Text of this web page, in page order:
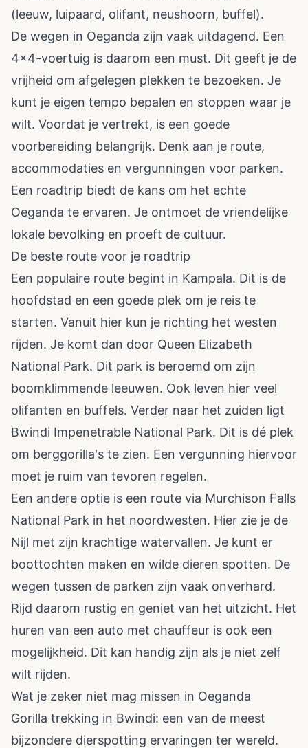
(leeuw, luipaard, olifant, neushoorn, buffel).
De wegen in Oeganda zijn vaak uitdagend. Een
4x4-voertuig is daarom een must. Dit geeft je de
vrijheid om afgelegen plekken te bezoeken. Je
kunt je eigen tempo bepalen en stoppen waar je
wilt. Voordat je vertrekt, is een goede
voorbereiding belangrijk. Denk aan je route,
accommodaties en vergunningen voor parken.
Een roadtrip biedt de kans om het echte
Oeganda te ervaren. Je ontmoet de vriendelijke
lokale bevolking en proeft de cultuur.
De beste route voor je roadtrip
Een populaire route begint in Kampala. Dit is de
hoofdstad en een goede plek om je reis te
starten. Vanuit hier kun je richting het westen
rijden. Je komt dan door Queen Elizabeth
National Park. Dit park is beroemd om zijn
boomklimmende leeuwen. Ook leven hier veel
olifanten en buffels. Verder naar het zuiden ligt
Bwindi Impenetrable National Park. Dit is dé plek
om berggorilla's te zien. Een vergunning hiervoor
moet je ruim van tevoren regelen.
Een andere optie is een route via Murchison Falls
National Park in het noordwesten. Hier zie je de
Nijl met zijn krachtige watervallen. Je kunt er
boottochten maken en wilde dieren spotten. De
wegen tussen de parken zijn vaak onverhard.
Rijd daarom rustig en geniet van het uitzicht. Het
huren van een auto met chauffeur is ook een
mogelijkheid. Dit kan handig zijn als je niet zelf
wilt rijden.
Wat je zeker niet mag missen in Oeganda
Gorilla trekking in Bwindi: een van de meest
bijzondere dierspotting ervaringen ter wereld.